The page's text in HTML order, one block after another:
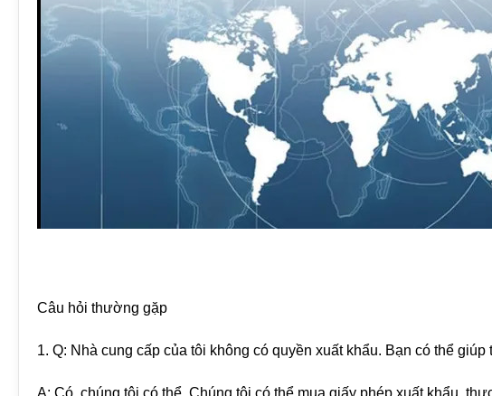
Câu hỏi thường gặp
1. Q: Nhà cung cấp của tôi không có quyền xuất khẩu. Bạn có thể